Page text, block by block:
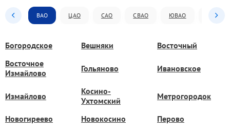
ВАО ЦАО САО СВАО ЮВАО ЮАО
Богородское Вешняки
Восточный
Восточное
Измайлово
Гольяново Ивановское
Измайлово
Косино-
Ухтомский
Метрогородок
Новогиреево Новокосино Перово